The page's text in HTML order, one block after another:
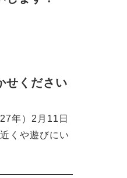
せください
年）2月11日
くや遊びにい